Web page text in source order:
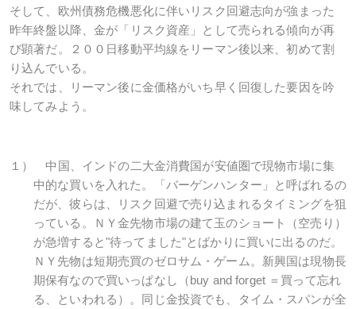
そして、欧州債務危機悪化に伴いリスク回避志向が強まった
昨年終盤以降、金が「リスク資産」として売られる傾向が再
び顕著だ。２００日移動平均線をリーマン後以来、初めて割
り込んでいる。
それでは、リーマン後に金価格がいち早く回復した要因を吟
味してみよう。
１） 中国、インドの二大金消費国が安値圏で現物市場に集
中的な買いを入れた。「バーゲンハンター」と呼ばれるの
だが、彼らは、リスク回避で売り込まれるタイミングを狙
っている。ＮＹ金先物市場の建て玉のショート（空売り）
が急増すると"待ってました"とばかりに買いに出るのだ。
ＮＹ先物は短期売買のゼロサム・ゲーム。新興国は現物長
期保有なので買いっぱなし（buy and forget ＝買って忘れ
る、といわれる）。同じ金投資でも、タイム・スパンが全